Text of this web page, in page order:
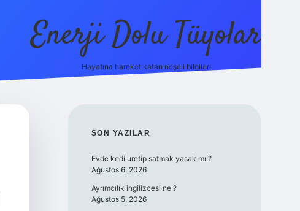
Enerji Dolu Tüyolar
Hayatına hareket katan neşeli bilgiler!
SIDEBAR
SON YAZILAR
Evde kedi uretip satmak yasak mı ?
Ağustos 6, 2026
Ayrımcılık ingilizcesi ne ?
Ağustos 5, 2026